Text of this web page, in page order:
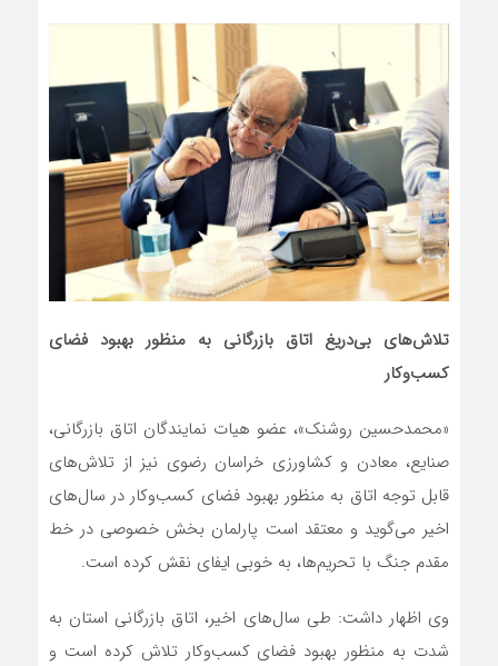
تلاش‌های بی‌دریغ اتاق بازرگانی به منظور بهبود فضای
کسب‌وکار
«محمدحسین روشنک»، عضو هیات نمایندگان اتاق بازرگانی،
صنایع، معادن و کشاورزی خراسان رضوی نیز از تلاش‌های
قابل توجه اتاق به منظور بهبود فضای کسب‌‌وکار در سال‌‎های
اخیر می‌گوید و معتقد است پارلمان بخش خصوصی در خط
مقدم جنگ با تحریم‌ها، به خوبی ایفای نقش کرده است.
وی اظهار داشت: طی سال‌های اخیر، اتاق بازرگانی استان به
شدت به منظور بهبود فضای کسب‌وکار تلاش کرده است و